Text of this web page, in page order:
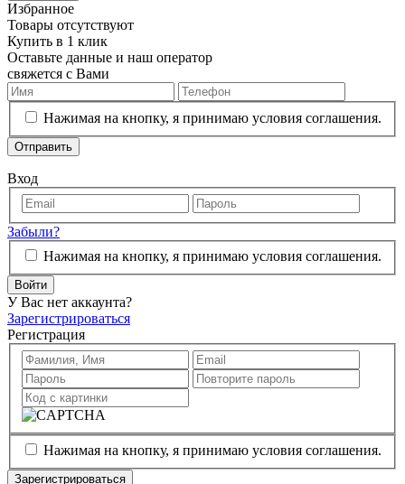
Избранное
Товары отсутствуют
Купить в 1 клик
Оставьте данные и наш оператор
свяжется с Вами
Нажимая на кнопку, я принимаю условия соглашения.
Отправить
Вход
Забыли?
Нажимая на кнопку, я принимаю условия соглашения.
Войти
У Вас нет аккаунта?
Зарегистрироваться
Регистрация
Нажимая на кнопку, я принимаю условия соглашения.
Зарегистрироваться